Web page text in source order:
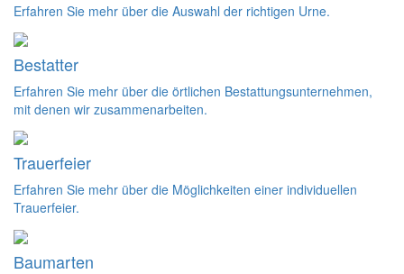
Erfahren Sie mehr über die Auswahl der richtigen Urne.
Bestatter
Erfahren Sie mehr über die örtlichen Bestattungsunternehmen,
mit denen wir zusammenarbeiten.
Trauerfeier
Erfahren Sie mehr über die Möglichkeiten einer individuellen
Trauerfeier.
Baumarten